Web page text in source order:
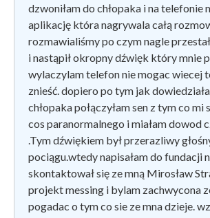
dzwoniłam do chłopaka i na telefonie
aplikację która nagrywala całą
rozmawialiśmy po czym nagle
i nastąpił okropny dźwięk który mnie
wylaczylam telefon nie mogac wiecej
znieść. dopiero po tym jak
chłopaka połączyłam sen z tym co
cos paranormalnego i miałam dowod
.Tym dźwiękiem był przerazliwy
pociągu.wtedy napisałam do fundacji
skontaktował się ze mną Mirosław
projekt messing i bylam zachwycona
pogadac o tym co sie ze mna dzieje.